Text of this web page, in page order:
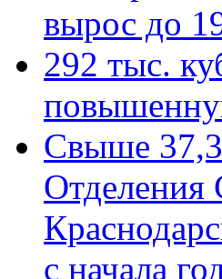
вырос до
292 тыс.
Свыше
Отделения
с начала